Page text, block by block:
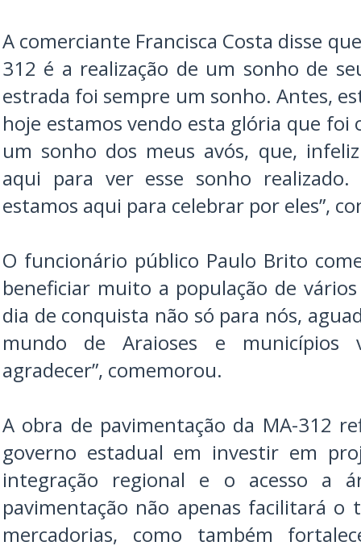
A comerciante Francisca Costa disse
312 é a realização de um sonho de
estrada foi sempre um sonho. Antes,
hoje estamos vendo esta glória que foi
um sonho dos meus avós, que,
aqui para ver esse sonho
estamos aqui para celebrar por eles”,
O funcionário público Paulo Brito
beneficiar muito a população de
dia de conquista não só para nós,
mundo de Araioses e municípios
agradecer”, comemorou.
A obra de pavimentação da MA-312
governo estadual em investir em
integração regional e o acesso a
pavimentação não apenas facilitará o
mercadorias, como também